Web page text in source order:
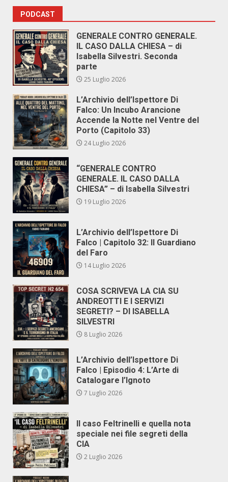
PODCAST
GENERALE CONTRO GENERALE.
IL CASO DALLA CHIESA – di
Isabella Silvestri. Seconda
parte
25 Luglio 2026
L’Archivio dell’Ispettore Di
Falco: Un Incubo Arancione
Accende la Notte nel Ventre del
Porto (Capitolo 33)
24 Luglio 2026
“GENERALE CONTRO
GENERALE. IL CASO DALLA
CHIESA” – di Isabella Silvestri
19 Luglio 2026
L’Archivio dell’Ispettore Di
Falco | Capitolo 32: Il Guardiano
del Faro
14 Luglio 2026
COSA SCRIVEVA LA CIA SU
ANDREOTTI E I SERVIZI
SEGRETI? – DI ISABELLA
SILVESTRI
8 Luglio 2026
L’Archivio dell’Ispettore Di
Falco | Episodio 4: L’Arte di
Catalogare l’Ignoto
7 Luglio 2026
Il caso Feltrinelli e quella nota
speciale nei file segreti della
CIA
2 Luglio 2026